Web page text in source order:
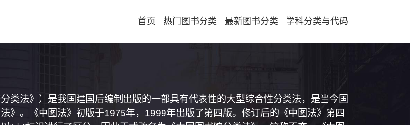
首页 热门图书分类 最新图书分类 学科分类与代码
类法》）是我国建国后编制出版的一部具有代表性的大型综合性分类法，是当今国
》。《中图法》初版于1975年，1999年出版了第四版。修订后的《中图法》第四